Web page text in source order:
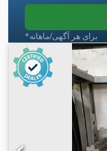
*برای هر آگهی/ماهانه